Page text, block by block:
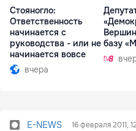
Стояногло:
Ответственность
начинается с
руководства - или не
начинается вовсе
вчера
базу
E-NEWS 16 февраля 2011,